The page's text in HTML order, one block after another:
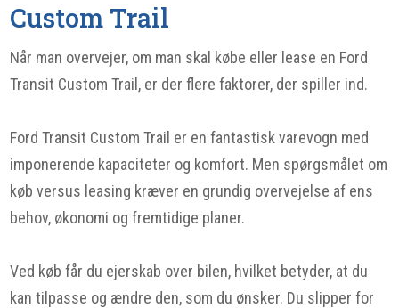
Custom Trail
Når man overvejer, om man skal købe eller lease en Ford
Transit Custom Trail, er der flere faktorer, der spiller ind.
Ford Transit Custom Trail er en fantastisk varevogn med
imponerende kapaciteter og komfort. Men spørgsmålet om
køb versus leasing kræver en grundig overvejelse af ens
behov, økonomi og fremtidige planer.
Ved køb får du ejerskab over bilen, hvilket betyder, at du
kan tilpasse og ændre den, som du ønsker. Du slipper for